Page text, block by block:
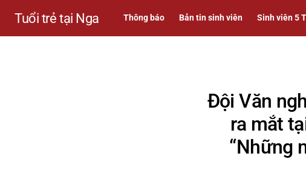
Tuổi trẻ tại Nga Thông báo Bản tin sinh viên Sinh viên 5
Đội Văn
ra mắt
“Những